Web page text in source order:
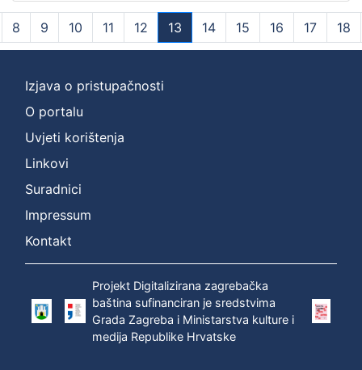
8 9 10 11 12
13
(current)
14 15 16 17 18
Izjava o pristupačnosti
O portalu
Uvjeti korištenja
Linkovi
Suradnici
Impressum
Kontakt
Projekt Digitalizirana zagrebačka
baština sufinanciran je sredstvima
Grada Zagreba i Ministarstva kulture i
medija Republike Hrvatske